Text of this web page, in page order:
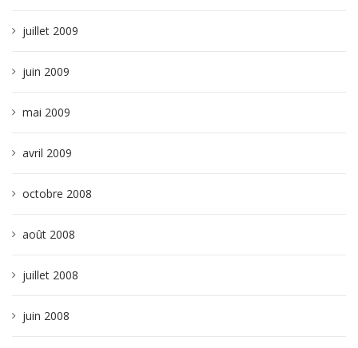
juillet 2009
juin 2009
mai 2009
avril 2009
octobre 2008
août 2008
juillet 2008
juin 2008